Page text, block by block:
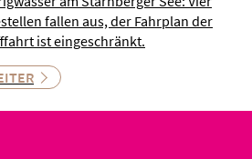
fallen aus, der Fahrplan der
ist eingeschränkt.